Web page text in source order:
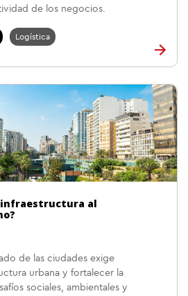
de los negocios.
Logística
infraestructura al
de las ciudades exige
urbana y fortalecer la
sociales, ambientales y